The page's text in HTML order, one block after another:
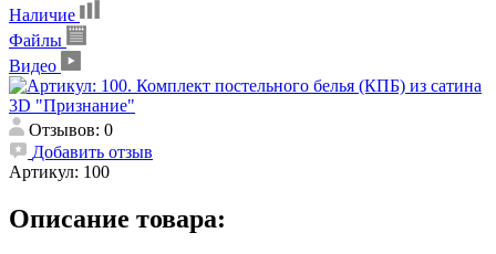
Наличие
Файлы
Видео
Отзывов: 0
Добавить отзыв
Артикул: 100
Описание товара: